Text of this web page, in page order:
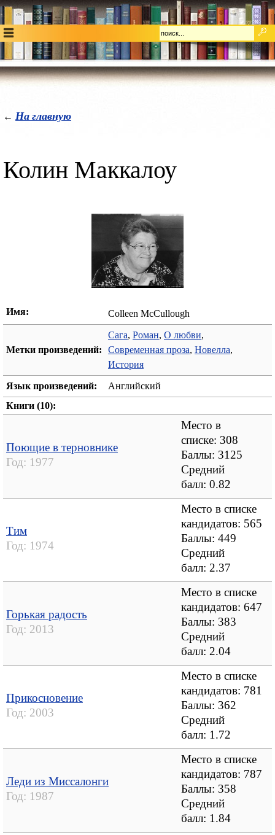
← На главную
Колин Маккалоу
Имя: Colleen McCullough
Метки произведений:
Сага, Роман, О любви,
Современная проза, Новелла,
История
Язык произведений:
Английский
Книги (10):
Поющие в терновнике
Год: 1977
Место в
списке: 308
Баллы: 3125
Средний
балл: 0.82
Тим
Год: 1974
Место в списке
кандидатов: 565
Баллы: 449
Средний
балл: 2.37
Горькая радость
Год: 2013
Место в списке
кандидатов: 647
Баллы: 383
Средний
балл: 2.04
Прикосновение
Год: 2003
Место в списке
кандидатов: 781
Баллы: 362
Средний
балл: 1.72
Леди из Миссалонги
Год: 1987
Место в списке
кандидатов: 787
Баллы: 358
Средний
балл: 1.84